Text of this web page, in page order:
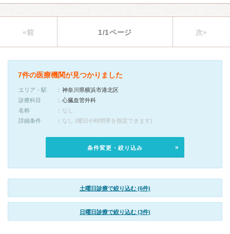
«前 1/1ページ 次»
7件の医療機関が見つかりました
エリア・駅
神奈川県横浜市港北区
診療科目
心臓血管外科
名称
なし
詳細条件
なし (曜日や時間帯を指定できます)
条件変更・絞り込み
土曜日診療で絞り込む (6件)
日曜日診療で絞り込む (3件)